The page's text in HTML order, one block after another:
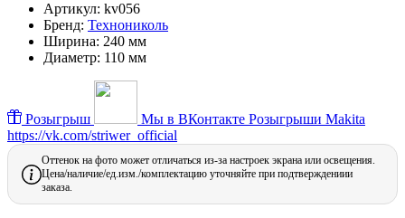
Артикул: kv056
Бренд: Технониколь
Ширина: 240 мм
Диаметр: 110 мм
Розыгрыш Мы в ВКонтакте Розыгрыши Makita
https://vk.com/striwer_official
Оттенок на фото может отличаться из-за настроек экрана или освещения.
Цена/наличие/ед.изм./комплектацию уточняйте при подтверждениии
заказа.